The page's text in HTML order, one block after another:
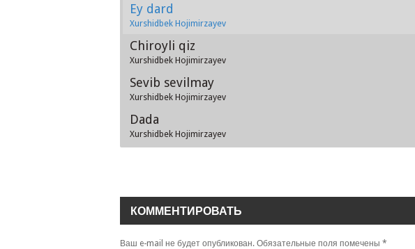
Ey dard
Xurshidbek Hojimirzayev
Chiroyli qiz
Xurshidbek Hojimirzayev
Sevib sevilmay
Xurshidbek Hojimirzayev
Dada
Xurshidbek Hojimirzayev
КОММЕНТИРОВАТЬ
Ваш e-mail не будет опубликован. Обязательные поля помечены *